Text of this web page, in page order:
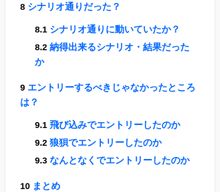
シナリオ通りだった？
シナリオ通りに動いていたか？
納得出来るシナリオ・結果だった
か
エントリーするべきじゃなかったところ
は？
飛び込みでエントリーしたのか
狼狽でエントリーしたのか
なんとなくでエントリーしたのか
まとめ